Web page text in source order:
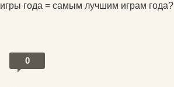
игры года = самым лучшим играм года?
0